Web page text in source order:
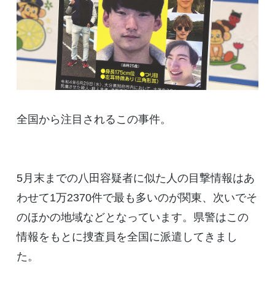
全国から注目されるこの事件。
5月末までの八田容疑者に似た人の目撃情報はあ
わせて1万2370件で最も多いのが関東、次いでそ
のほかの地域などとなっています。県警はこの
情報をもとに捜査員を全国に派遣してきまし
た。